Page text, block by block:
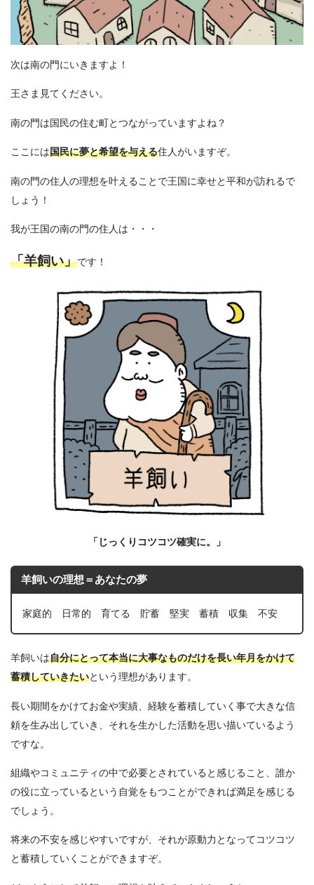
次は南の門にいきますよ！
王さま見てください。
南の門は国民の住む町とつながっていますよね？
ここには国民に夢と希望を与える住人がいますぞ。
南の門の住人の理想を叶えることで王国に幸せと平和が訪れるで
しょう！
我が王国の南の門の住人は・・・
「羊飼い」です！
「じっくりコツコツ確実に。」
羊飼いの理想＝あなたの夢
家庭的 日常的 育てる 貯蓄 堅実 蓄積 収集 不安
羊飼いは自分にとって本当に大事なものだけを長い年月をかけて
蓄積していきたいという理想があります。
長い期間をかけてお金や実績、経験を蓄積していく事で大きな信
頼を生み出していき、それを生かした活動を思い描いているよう
ですな。
組織やコミュニティの中で必要とされていると感じること、誰か
の役に立っているという自覚をもつことができれば満足を感じる
でしょう。
将来の不安を感じやすいですが、それが原動力となってコツコツ
と蓄積していくことができますぞ。